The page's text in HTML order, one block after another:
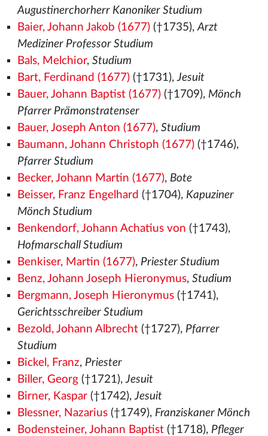
Augustinerchorherr Kanoniker Studium
Baier, Johann Jakob (1677)(†1735),Arzt
Mediziner Professor Studium
Bals, Melchior, Studium
Bart, Ferdinand (1677)(†1731),Jesuit
Bauer, Johann Baptist (1677)(†1709), Mönch
Pfarrer Prämonstratenser
Bauer, Joseph Anton (1677), Studium
Baumann, Johann Christoph (1677)(†1746),
Pfarrer Studium
Becker, Johann Martin (1677), Bote
Beisser, Franz Engelhard (†1704), Kapuziner
Mönch Studium
Benkendorf, Johann Achatius von (†1743),
Hofmarschall Studium
Benkiser, Martin (1677), Priester Studium
Benz, Johann Joseph Hieronymus, Studium
Bergmann, Joseph Hieronymus(†1741),
Gerichtsschreiber Studium
Bezold, Johann Albrecht(†1727), Pfarrer
Studium
Bickel, Franz, Priester
Biller, Georg(†1721),Jesuit
Birner, Kaspar(†1742),Jesuit
Blessner, Nazarius(†1749), Franziskaner Mönch
Bodensteiner, Johann Baptist(†1718), Pfleger